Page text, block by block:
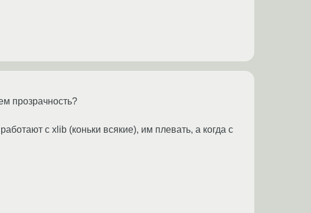
прозрачность?
с xlib (коньки всякие), им плевать, а когда с